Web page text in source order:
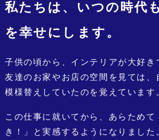
私たちは、いつの時代
を幸せにします。
子供の頃から、インテリアが大好き
友達のお家やお店の空間を見ては、
模様替えしていたのを覚えています
この仕事に就いてから、あらためて
き！」と実感するようになりました